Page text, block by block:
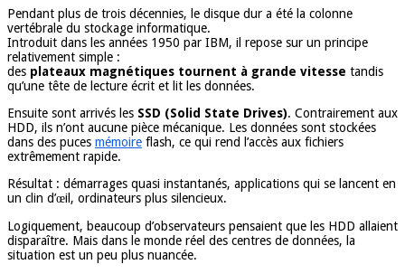
Pendant plus de trois décennies, le disque dur a été la colonne
vertébrale du stockage informatique.
Introduit dans les années 1950 par IBM, il repose sur un principe
relativement simple :
des plateaux magnétiques tournent à grande vitesse tandis
qu’une tête de lecture écrit et lit les données.
Ensuite sont arrivés les SSD (Solid State Drives). Contrairement aux
HDD, ils n’ont aucune pièce mécanique. Les données sont stockées
dans des puces mémoire flash, ce qui rend l’accès aux fichiers
extrêmement rapide.
Résultat : démarrages quasi instantanés, applications qui se lancent en
un clin d’œil, ordinateurs plus silencieux.
Logiquement, beaucoup d’observateurs pensaient que les HDD allaient
disparaître. Mais dans le monde réel des centres de données, la
situation est un peu plus nuancée.